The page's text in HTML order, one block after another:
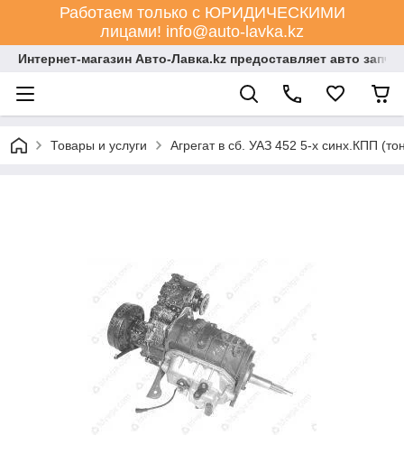
Работаем только с ЮРИДИЧЕСКИМИ
лицами! info@auto-lavka.kz
Интернет-магазин Авто-Лавка.kz предоставляет авто
Товары и услуги Агрегат в сб. УАЗ 452 5-х синх.КПП